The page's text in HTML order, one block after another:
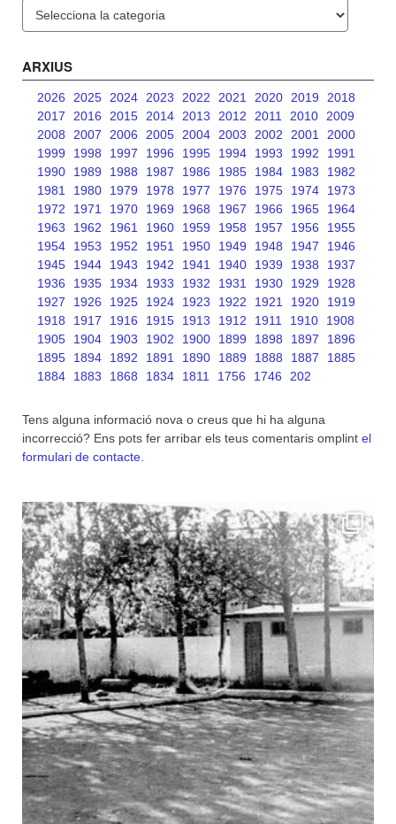
ARXIUS
2026 2025 2024 2023 2022 2021 2020 2019
2018
2017
2016 2015 2014 2013 2012 2011 2010 2009
2008
2007 2006 2005 2004 2003 2002 2001
2000
1999
1998 1997 1996 1995 1994 1993 1992
1991
1990
1989 1988 1987 1986 1985 1984 1983
1982
1981
1980 1979 1978 1977 1976 1975 1974
1973
1972
1971 1970 1969 1968 1967 1966 1965
1964
1963
1962 1961 1960 1959 1958 1957 1956
1955
1954
1953 1952 1951 1950 1949 1948 1947
1946
1945
1944 1943 1942 1941 1940 1939 1938
1937
1936
1935 1934 1933 1932 1931 1930 1929
1928
1927
1926 1925 1924 1923 1922 1921 1920
1919
1918
1917 1916 1915 1913 1912 1911 1910
1908
1905
1904 1903 1902 1900 1899 1898 1897
1896
1895
1894 1892 1891 1890 1889 1888 1887
1885
1884
1883 1868 1834 1811 1756 1746 202
Tens alguna informació nova o creus que hi ha alguna
incorrecció? Ens pots fer arribar els teus comentaris omplint el
formulari de contacte.